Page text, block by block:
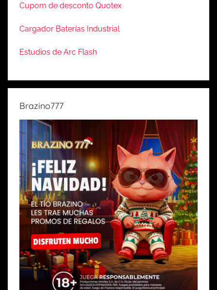
Cupom de desconto Quotex
Cargador Baterías Industrial
Estudios de Arc Flash
Brazino777